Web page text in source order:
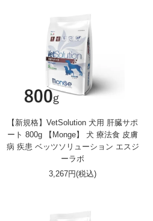
【新規格】VetSolution 犬用 肝臓サポ
ート 800g 【Monge】 犬 療法食 皮膚
病 疾患 ベッツソリューション エスジ
ーラボ
3,267円(税込)